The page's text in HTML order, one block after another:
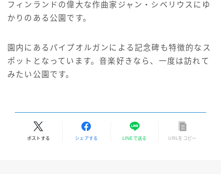
フィンランドの偉大な作曲家ジャン・シベリウスにゆ
かりのある公園です。
園内にあるパイプオルガンによる記念碑も特徴的なス
ポットとなっています。音楽好きなら、一度は訪れて
みたい公園です。
ポストする シェアする LINEで送る URLをコピー